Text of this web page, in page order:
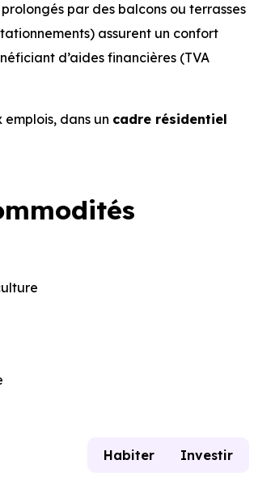
par des balcons ou terrasses
assurent un confort
d’aides financières (TVA
dans un cadre résidentiel
Habiter Investir